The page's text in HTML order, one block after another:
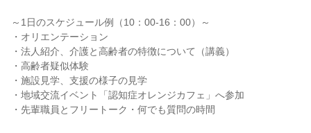
～1日のスケジュール例（10：00-16：00）～
・オリエンテーション
・法人紹介、介護と高齢者の特徴について（講義）
・高齢者疑似体験
・施設見学、支援の様子の見学
・地域交流イベント「認知症オレンジカフェ」へ参加
・先輩職員とフリートーク・何でも質問の時間